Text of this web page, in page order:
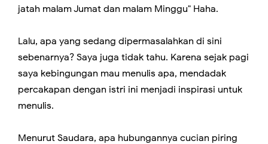
jatah malam Jumat dan malam Minggu" Haha.
Lalu, apa yang sedang dipermasalahkan di sini
sebenarnya? Saya juga tidak tahu. Karena sejak pagi
saya kebingungan mau menulis apa, mendadak
percakapan dengan istri ini menjadi inspirasi untuk
menulis.
Menurut Saudara, apa hubungannya cucian piring